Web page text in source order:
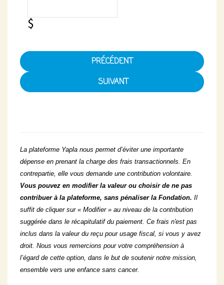
PRÉCÉDENT
La plateforme Yapla nous permet d’éviter une importante
dépense en prenant la charge des frais transactionnels. En
contrepartie, elle vous demande une contribution volontaire.
Vous pouvez en modifier la valeur ou choisir de ne pas
contribuer à la plateforme, sans pénaliser la Fondation. Il
suffit de cliquer sur « Modifier » au niveau de la contribution
suggérée dans le récapitulatif du paiement. Ce frais n'est pas
inclus dans la valeur du reçu pour usage fiscal, si vous y avez
droit. Nous vous remercions pour votre compréhension à
l’égard de cette option, dans le but de soutenir notre mission,
ensemble vers une enfance sans cancer.